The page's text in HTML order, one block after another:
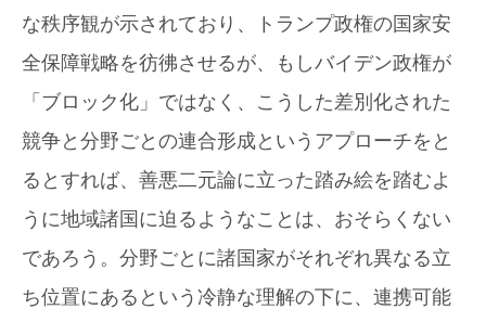
な秩序観が示されており、トランプ政権の国家安
全保障戦略を彷彿させるが、もしバイデン政権が
「ブロック化」ではなく、こうした差別化された
競争と分野ごとの連合形成というアプローチをと
るとすれば、善悪二元論に立った踏み絵を踏むよ
うに地域諸国に迫るようなことは、おそらくない
であろう。分野ごとに諸国家がそれぞれ異なる立
ち位置にあるという冷静な理解の下に、連携可能